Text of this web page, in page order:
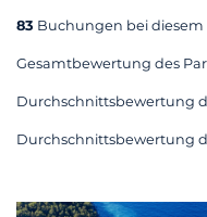
83 Buchungen bei diesem
Gesamtbewertung des
Durchschnittsbewertung
Durchschnittsbewertung